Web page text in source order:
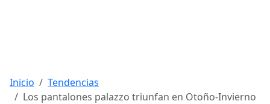
Inicio
Tendencias
Los pantalones palazzo triunfan en Otoño-Invierno